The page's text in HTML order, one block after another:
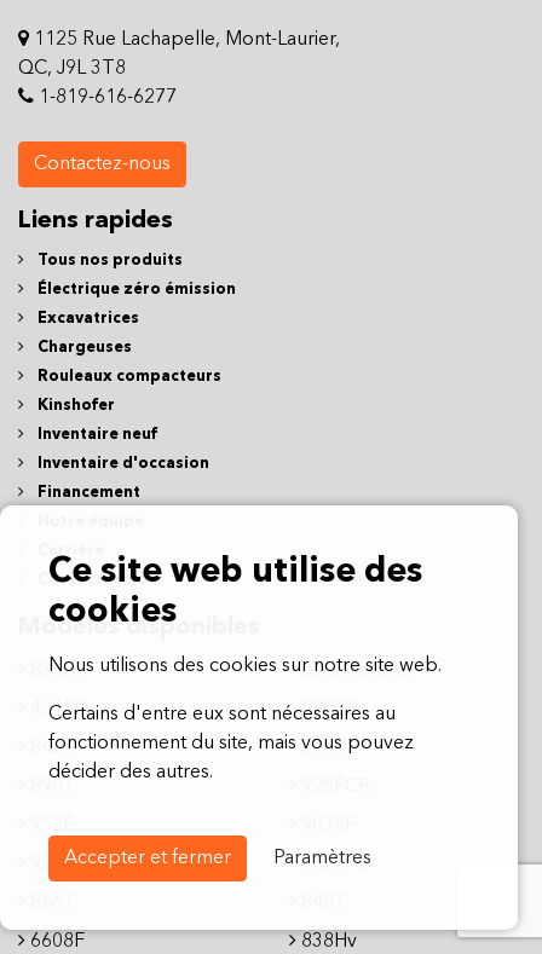
1125 Rue Lachapelle, Mont-Laurier,
QC, J9L 3T8
1-819-616-6277
Contactez-nous
Liens rapides
Tous nos produits
Électrique zéro émission
Excavatrices
Chargeuses
Rouleaux compacteurs
Kinshofer
Inventaire neuf
Inventaire d'occasion
Financement
Contactez-nous
Modèles disponibles
835Hv
856H-E MAX
4215D
820TE
842T
870HE
924FE
9027FE
6608F
838Hv
Ce site web utilise des
cookies
Nous utilisons des cookies sur notre site web.
Certains d'entre eux sont nécessaires au
fonctionnement du site, mais vous pouvez
décider des autres.
Accepter et fermer Paramètres